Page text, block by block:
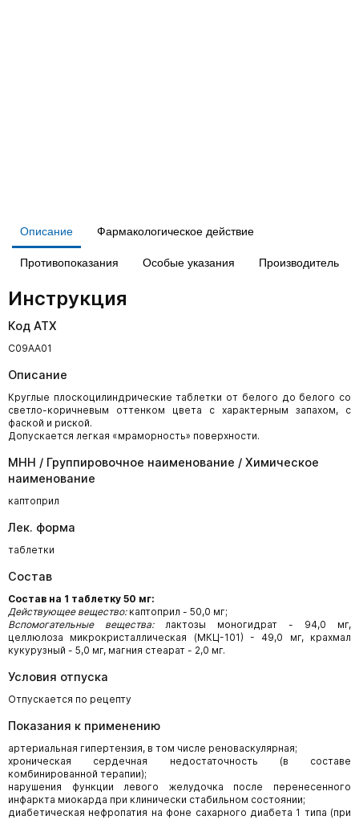
Описание Фармакологическое действие
Противопоказания Особые указания Производитель
Инструкция
Код АТХ
С09АА01
Описание
Круглые плоскоцилиндрические таблетки от белого до белого со
светло-коричневым оттенком цвета с характерным запахом, с
фаской и риской.
Допускается легкая «мраморность» поверхности.
МНН / Группировочное наименование / Химическое
наименование
каптоприл
Лек. форма
таблетки
Состав
Состав на 1 таблетку 50 мг:
Действующее вещество:каптоприл - 50,0 мг;
Вспомогательные вещества:лактозы моногидрат - 94,0 мг,
целлюлоза микрокристаллическая (МКЦ-101) - 49,0 мг, крахмал
кукурузный - 5,0 мг, магния стеарат - 2,0 мг.
Условия отпуска
Отпускается по рецепту
Показания к применению
артериальная гипертензия, в том числе реноваскулярная;
хроническая сердечная недостаточность (в составе
комбинированной терапии);
нарушения функции левого желудочка после перенесенного
инфаркта миокарда при клинически стабильном состоянии;
диабетическая нефропатия на фоне сахарного диабета 1 типа (при